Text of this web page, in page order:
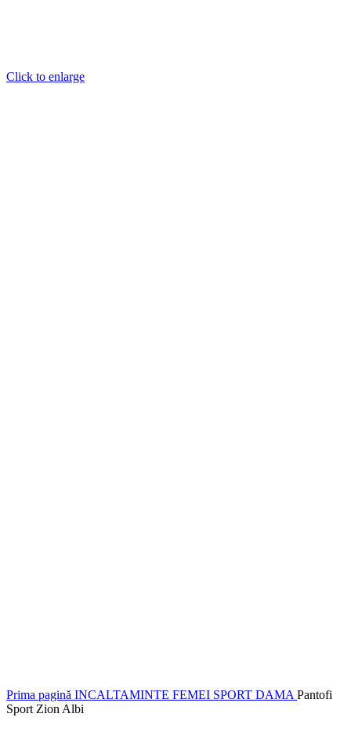
Click to enlarge
Prima pagină INCALTAMINTE FEMEI SPORT DAMAPantofi
Sport Zion Albi